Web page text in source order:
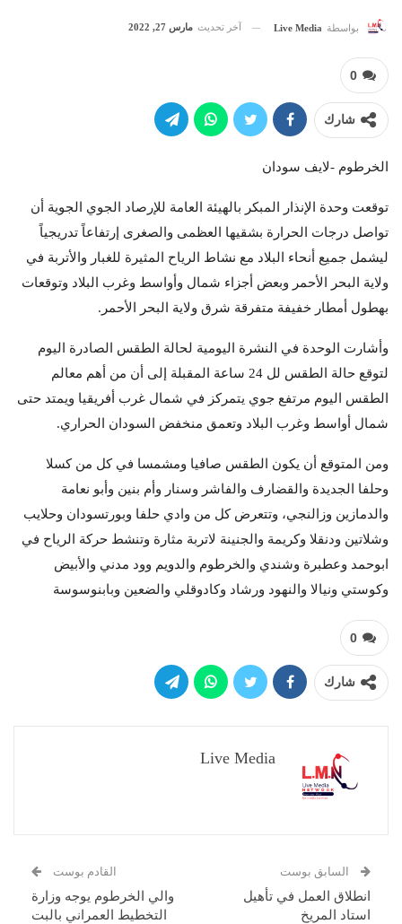
بواسطة Live Media آخر تحديث مارس 27, 2022
0
شارك
الخرطوم -لايف سودان
توقعت وحدة الإنذار المبكر بالهيئة العامة للإرصاد الجوي الجوية أن
تواصل درجات الحرارة بشقيها العظمى والصغرى إرتفاعاً تدريجياً
ليشمل جميع أنحاء البلاد مع نشاط الرياح المثيرة للغبار والأتربة في
ولاية البحر الأحمر وبعض أجزاء شمال وأواسط وغرب البلاد وتوقعات
بهطول أمطار خفيفة متفرقة شرق ولاية البحر الأحمر.
وأشارت الوحدة في النشرة اليومية لحالة الطقس الصادرة اليوم
لتوقع حالة الطقس لل 24 ساعة المقبلة إلى أن من أهم معالم
الطقس اليوم مرتفع جوي يتمركز في شمال غرب أفريقيا ويمتد حتى
شمال أواسط وغرب البلاد وتعمق منخفض السودان الحراري.
ومن المتوقع أن يكون الطقس صافيا ومشمسا في كل من كسلا
وحلفا الجديدة والقضارف والفاشر وسنار وأم بنين وأبو نعامة
والدمازين وزالنجي، وتتعرض كل من وادي حلفا وبورتسودان وحلايب
وشلاتين ودنقلا وكريمة والجنينة لاتربة مثارة وتنشط حركة الرياح في
ابوحمد وعطبرة وشندي والخرطوم والدويم وود مدني والأبيض
وكوستي ونيالا والنهود ورشاد وكادوقلي والضعين وبابنوسوسة
0
شارك
Live Media
السابق بوست
انطلاق العمل في تأهيل
استاد المريخ
القادم بوست
والي الخرطوم يوجه وزارة
التخطيط العمراني بالبت